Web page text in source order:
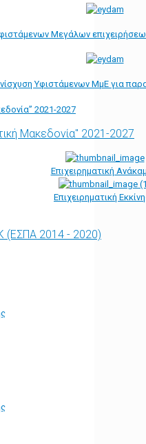
Μεγάλων
Υφιστάμενων ΜμΕ για
2021-2027
Μακεδονία" 2021-2027
Επιχειρηματική
Επιχειρηματική
(ΕΣΠΑ 2014 - 2020)